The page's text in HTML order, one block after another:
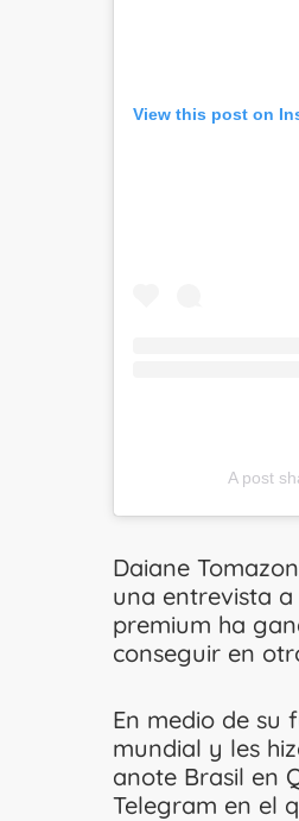
View this post on
A post
Daiane
una entrevista
premium ha
conseguir en
En medio de su
mundial y les
anote Brasil en
Telegram en el